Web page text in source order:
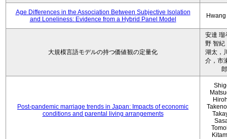
Age Differences in the Association Between Subjective Isolation
and Loneliness: Evidence from a Hybrid Panel Model
大規模言語モデルの持つ価値観の定量化
安達 瑠
野 智紀
湖太，
介，市
郎
Post-pandemic marriage trends in Japan: Impacts of economic
conditions and parental living arrangements